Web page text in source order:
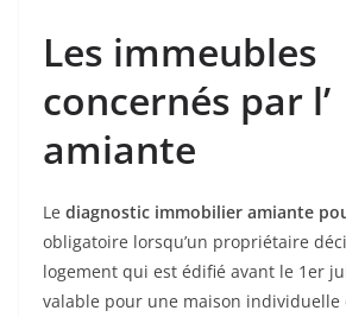
Les immeubles
concernés par l’
amiante
Le diagnostic immobilier amiante
obligatoire lorsqu’un propriétaire
logement qui est édifié avant le 1er
valable pour une maison individuelle